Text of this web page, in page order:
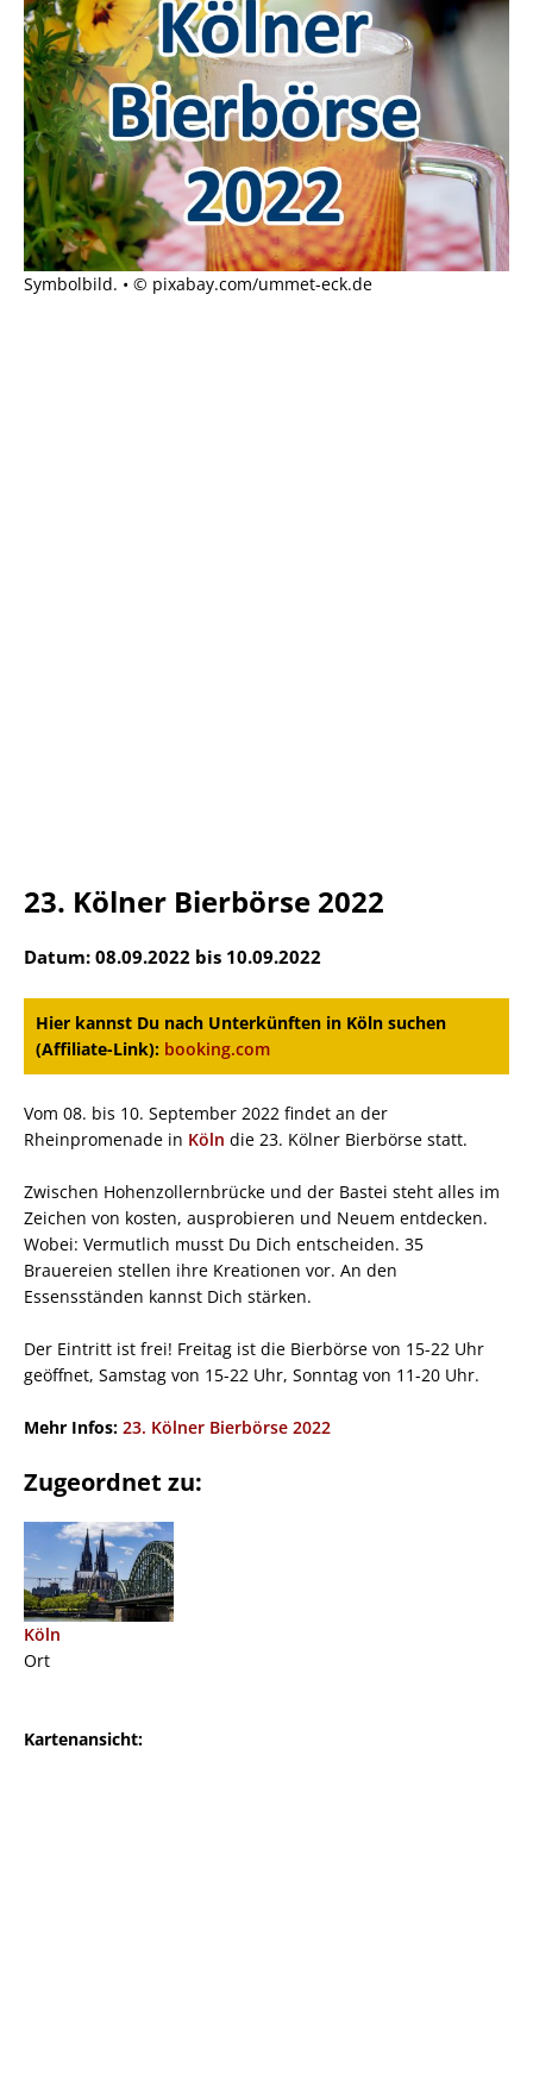
Symbolbild. • © pixabay.com/ummet-eck.de
23. Kölner Bierbörse 2022
Datum: 08.09.2022 bis 10.09.2022
Hier kannst Du nach Unterkünften in Köln suchen
(Affiliate-Link): booking.com
Vom 08. bis 10. September 2022 findet an der
Rheinpromenade in Köln die 23. Kölner Bierbörse statt.
Zwischen Hohenzollernbrücke und der Bastei steht alles im
Zeichen von kosten, ausprobieren und Neuem entdecken.
Wobei: Vermutlich musst Du Dich entscheiden. 35
Brauereien stellen ihre Kreationen vor. An den
Essensständen kannst Dich stärken.
Der Eintritt ist frei! Freitag ist die Bierbörse von 15-22 Uhr
geöffnet, Samstag von 15-22 Uhr, Sonntag von 11-20 Uhr.
Mehr Infos: 23. Kölner Bierbörse 2022
Zugeordnet zu:
Köln
Ort
Kartenansicht: